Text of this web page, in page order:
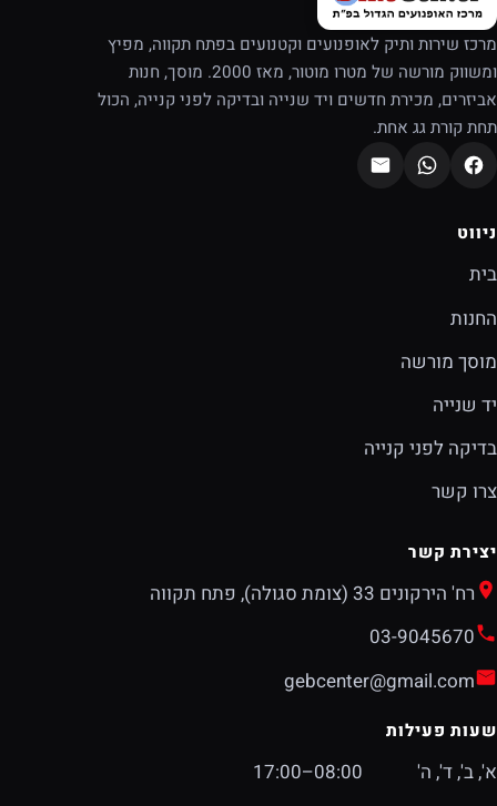
מרכז שירות ותיק לאופנועים וקטנועים בפתח תקווה, מפיץ
ומשווק מורשה של מטרו מוטור, מאז 2000. מוסך, חנות
אביזרים, מכירת חדשים ויד שנייה ובדיקה לפני קנייה, הכול
תחת קורת גג אחת.
ניווט
בית
החנות
מוסך מורשה
יד שנייה
בדיקה לפני קנייה
צרו קשר
יצירת קשר
רח' הירקונים 33 (צומת סגולה), פתח תקווה
03-9045670
gebcenter@gmail.com
שעות פעילות
א', ב', ד', ה'
08:00–17:00